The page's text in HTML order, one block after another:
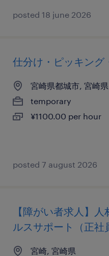
posted 18 june 2026
仕分け・ピッキング
宮崎県都城市, 宮崎県
temporary
¥1100.00 per hour
posted 7 august 2026
【障がい者求人】
ルスサポート（正社
宮崎, 宮崎県